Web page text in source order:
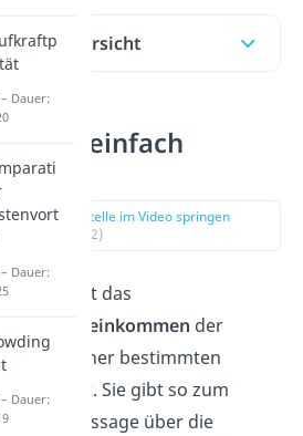
Inhaltsübersicht
einfach
zur Stelle im Video springen
(00:12)
ist das
Nettoeinkommen der
in einer bestimmten
gemeint. Sie gibt so zum
eine Aussage über die
Dauer:
Dauer:
Dauer: